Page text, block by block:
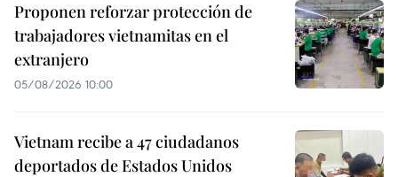
Proponen reforzar protección de
trabajadores vietnamitas en el
extranjero
05/08/2026 10:00
Vietnam recibe a 47 ciudadanos
deportados de Estados Unidos